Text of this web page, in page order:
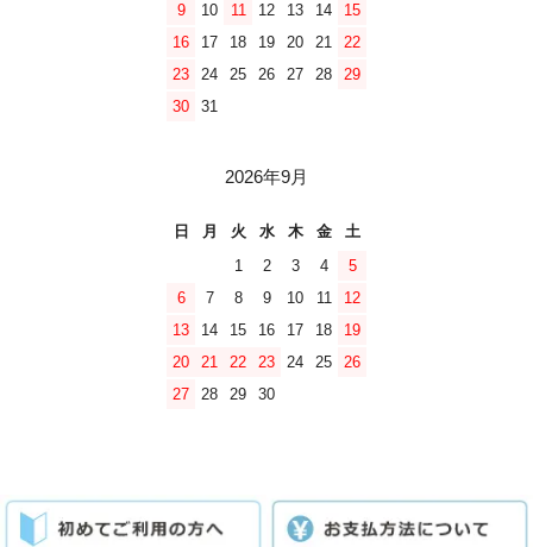
9
10 11 12 13 14
15
16
17 18 19 20 21
22
23
24 25 26 27 28
29
30
31
2026年9月
日 月 火 水 木 金
土
1
2 3 4
5
6
7 8 9 10 11
12
13
14 15 16 17 18
19
20
21 22 23 24 25
26
27
28 29 30